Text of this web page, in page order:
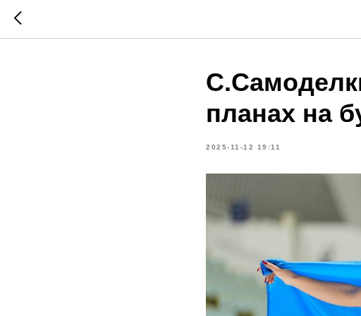
планах на
2025-11-12 19:11